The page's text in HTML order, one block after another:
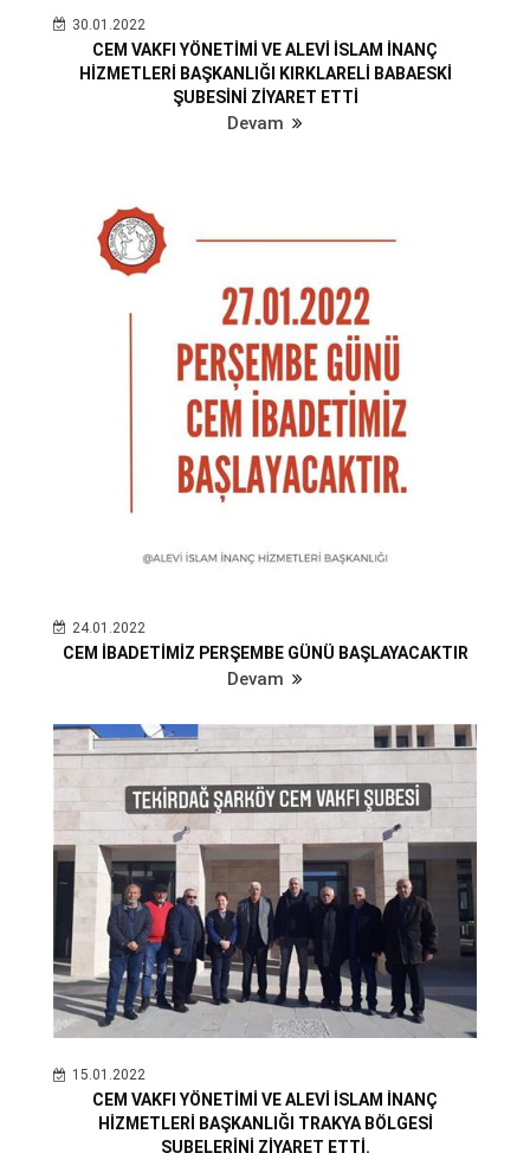
30.01.2022
CEM VAKFI YÖNETİMİ VE ALEVİ İSLAM İNANÇ
HİZMETLERİ BAŞKANLIĞI KIRKLARELİ BABAESKİ
ŞUBESİNİ ZİYARET ETTİ
Devam
24.01.2022
CEM İBADETİMİZ PERŞEMBE GÜNÜ BAŞLAYACAKTIR
Devam
15.01.2022
CEM VAKFI YÖNETİMİ VE ALEVİ İSLAM İNANÇ
HİZMETLERİ BAŞKANLIĞI TRAKYA BÖLGESİ
ŞUBELERİNİ ZİYARET ETTİ.